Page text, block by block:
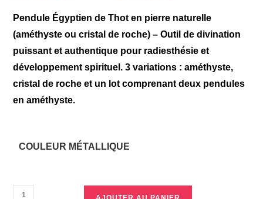
Pendule Égyptien de Thot en pierre naturelle
(améthyste ou cristal de roche) – Outil de divination
puissant et authentique pour radiesthésie et
développement spirituel. 3 variations : améthyste,
cristal de roche et un lot comprenant deux pendules
en améthyste.
COULEUR MÉTALLIQUE